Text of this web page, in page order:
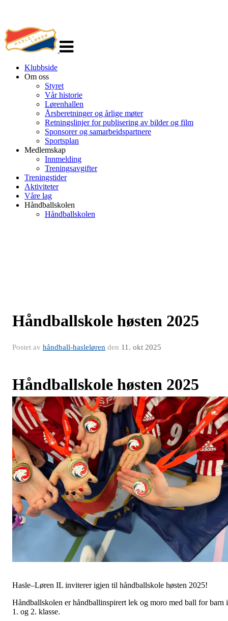
navigasjon
Klubbside
Om oss
Styret
Vår historie
Lørenhallen
Årsberetninger og årlige møter
Retningslinjer for publisering av bilder og film
Sponsorer og samarbeidspartnere
Sportsplan
Medlemskap
Innmelding
Treningsavgifter
Treningstider
Aktiviteter
Våre lag
Håndballskolen
Håndballskolen
Håndballskole høsten 2025
Postet av håndball-hasleløren den 11. okt 2025
Håndballskole høsten 2025
Hasle–Løren IL inviterer igjen til håndballskole høsten 2025!
Håndballskolen er håndballinspirert lek og moro med ball for barn i
1. og 2. klasse.